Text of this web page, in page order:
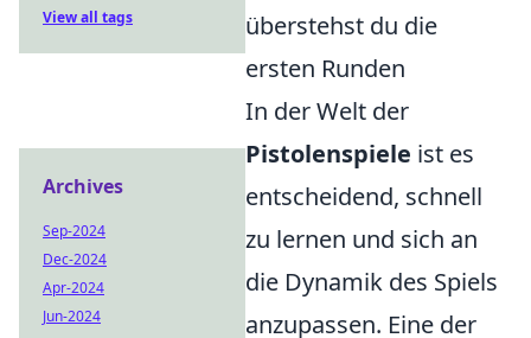
überstehst du die
ersten Runden
In der Welt der
Pistolenspiele ist es
entscheidend, schnell
zu lernen und sich an
die Dynamik des Spiels
anzupassen. Eine der
View all tags
Archives
Sep-2024
Dec-2024
Apr-2024
Jun-2024